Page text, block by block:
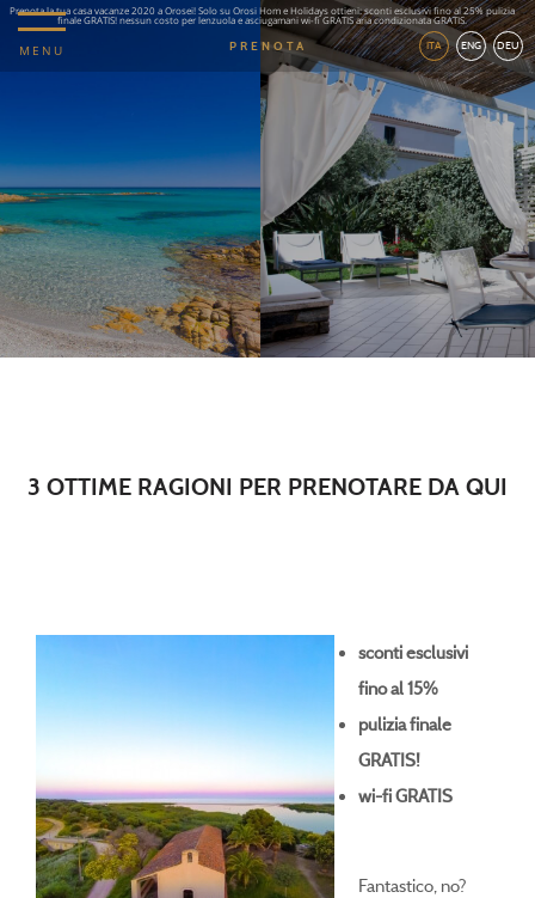
Prenota la tua casa vacanze 2020 a Orosei! Solo su Orosi Hom e Holidays ottieni: sconti esclusivi fino al 25% pulizia
finale GRATIS! nessun costo per lenzuola e asciugamani wi-fi GRATIS aria condizionata GRATIS.
MENU ITA ENG DEU
PRENOTA
3 OTTIME RAGIONI PER PRENOTARE DA QUI
sconti esclusivi
fino al 15%
pulizia finale
GRATIS!
wi-fi GRATIS
Fantastico, no?